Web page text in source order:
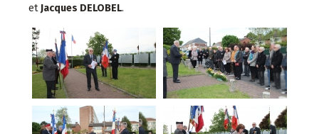
etJacques DELOBEL.